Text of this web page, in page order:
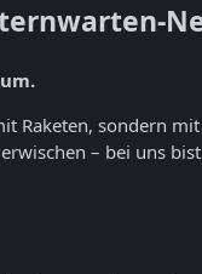
Raketen, sondern
– bei uns